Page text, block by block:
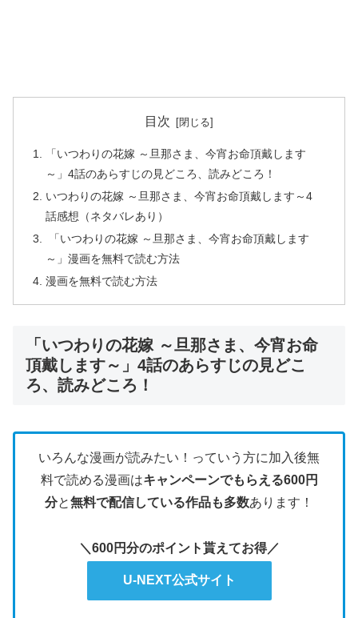
目次
「いつわりの花嫁 ～旦那さま、今宵お命頂戴します
～」4話のあらすじの見どころ、読みどころ！
いつわりの花嫁 ～旦那さま、今宵お命頂戴します～4
話感想（ネタバレあり）
「いつわりの花嫁 ～旦那さま、今宵お命頂戴します
～」漫画を無料で読む方法
漫画を無料で読む方法
「いつわりの花嫁 ～旦那さま、今宵お命
頂戴します～」4話のあらすじの見どこ
ろ、読みどころ！
いろんな漫画が読みたい！っていう方に加入後無
料で読める漫画はキャンペーンでもらえる600円
分と無料で配信している作品も多数あります！
＼600円分のポイント貰えてお得／
U-NEXT公式サイト